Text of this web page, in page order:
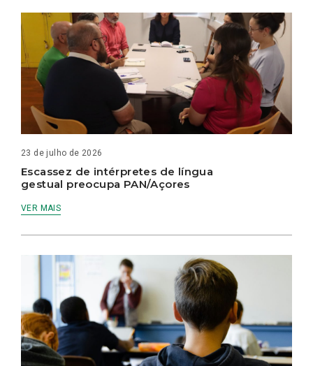
23 de julho de 2026
Escassez de intérpretes de língua
gestual preocupa PAN/Açores
VER MAIS